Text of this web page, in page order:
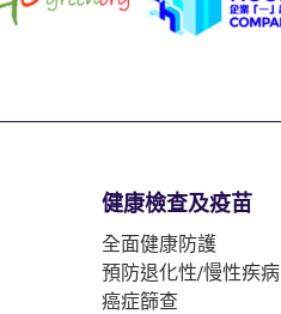
健康檢查及疫苗
全面健康防護
預防退化性/慢性疾病
癌症篩查